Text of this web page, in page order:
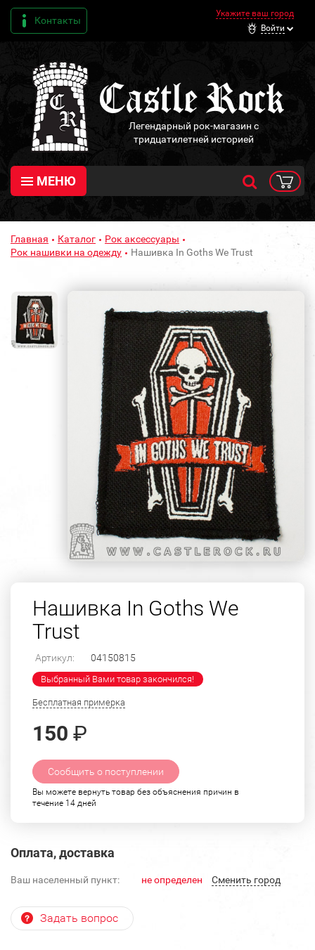
Контакты
Укажите ваш город
Войти
Легендарный рок-магазин с
тридцатилетней историей
МЕНЮ
Главная Каталог
Рок аксессуары
Рок нашивки на одежду
Нашивка In Goths We Trust
Нашивка In Goths We
Trust
Артикул: 04150815
Выбранный Вами товар закончился!
Бесплатная примерка
150 ₽
Сообщить о поступлении
Вы можете вернуть товар без объяснения причин в
течение 14 дней
Оплата, доставка
Ваш населенный пункт: не определен Cменить город
Задать вопрос